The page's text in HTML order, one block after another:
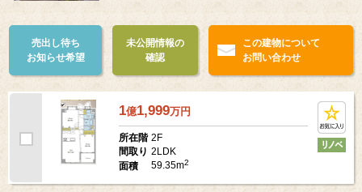
売出し待ち
お知らせ希望
未公開情報の
確認
この建物について
お問い合わせ
1億1,999万円
所在階 2F
間取り 2LDK
面積
59.35m2